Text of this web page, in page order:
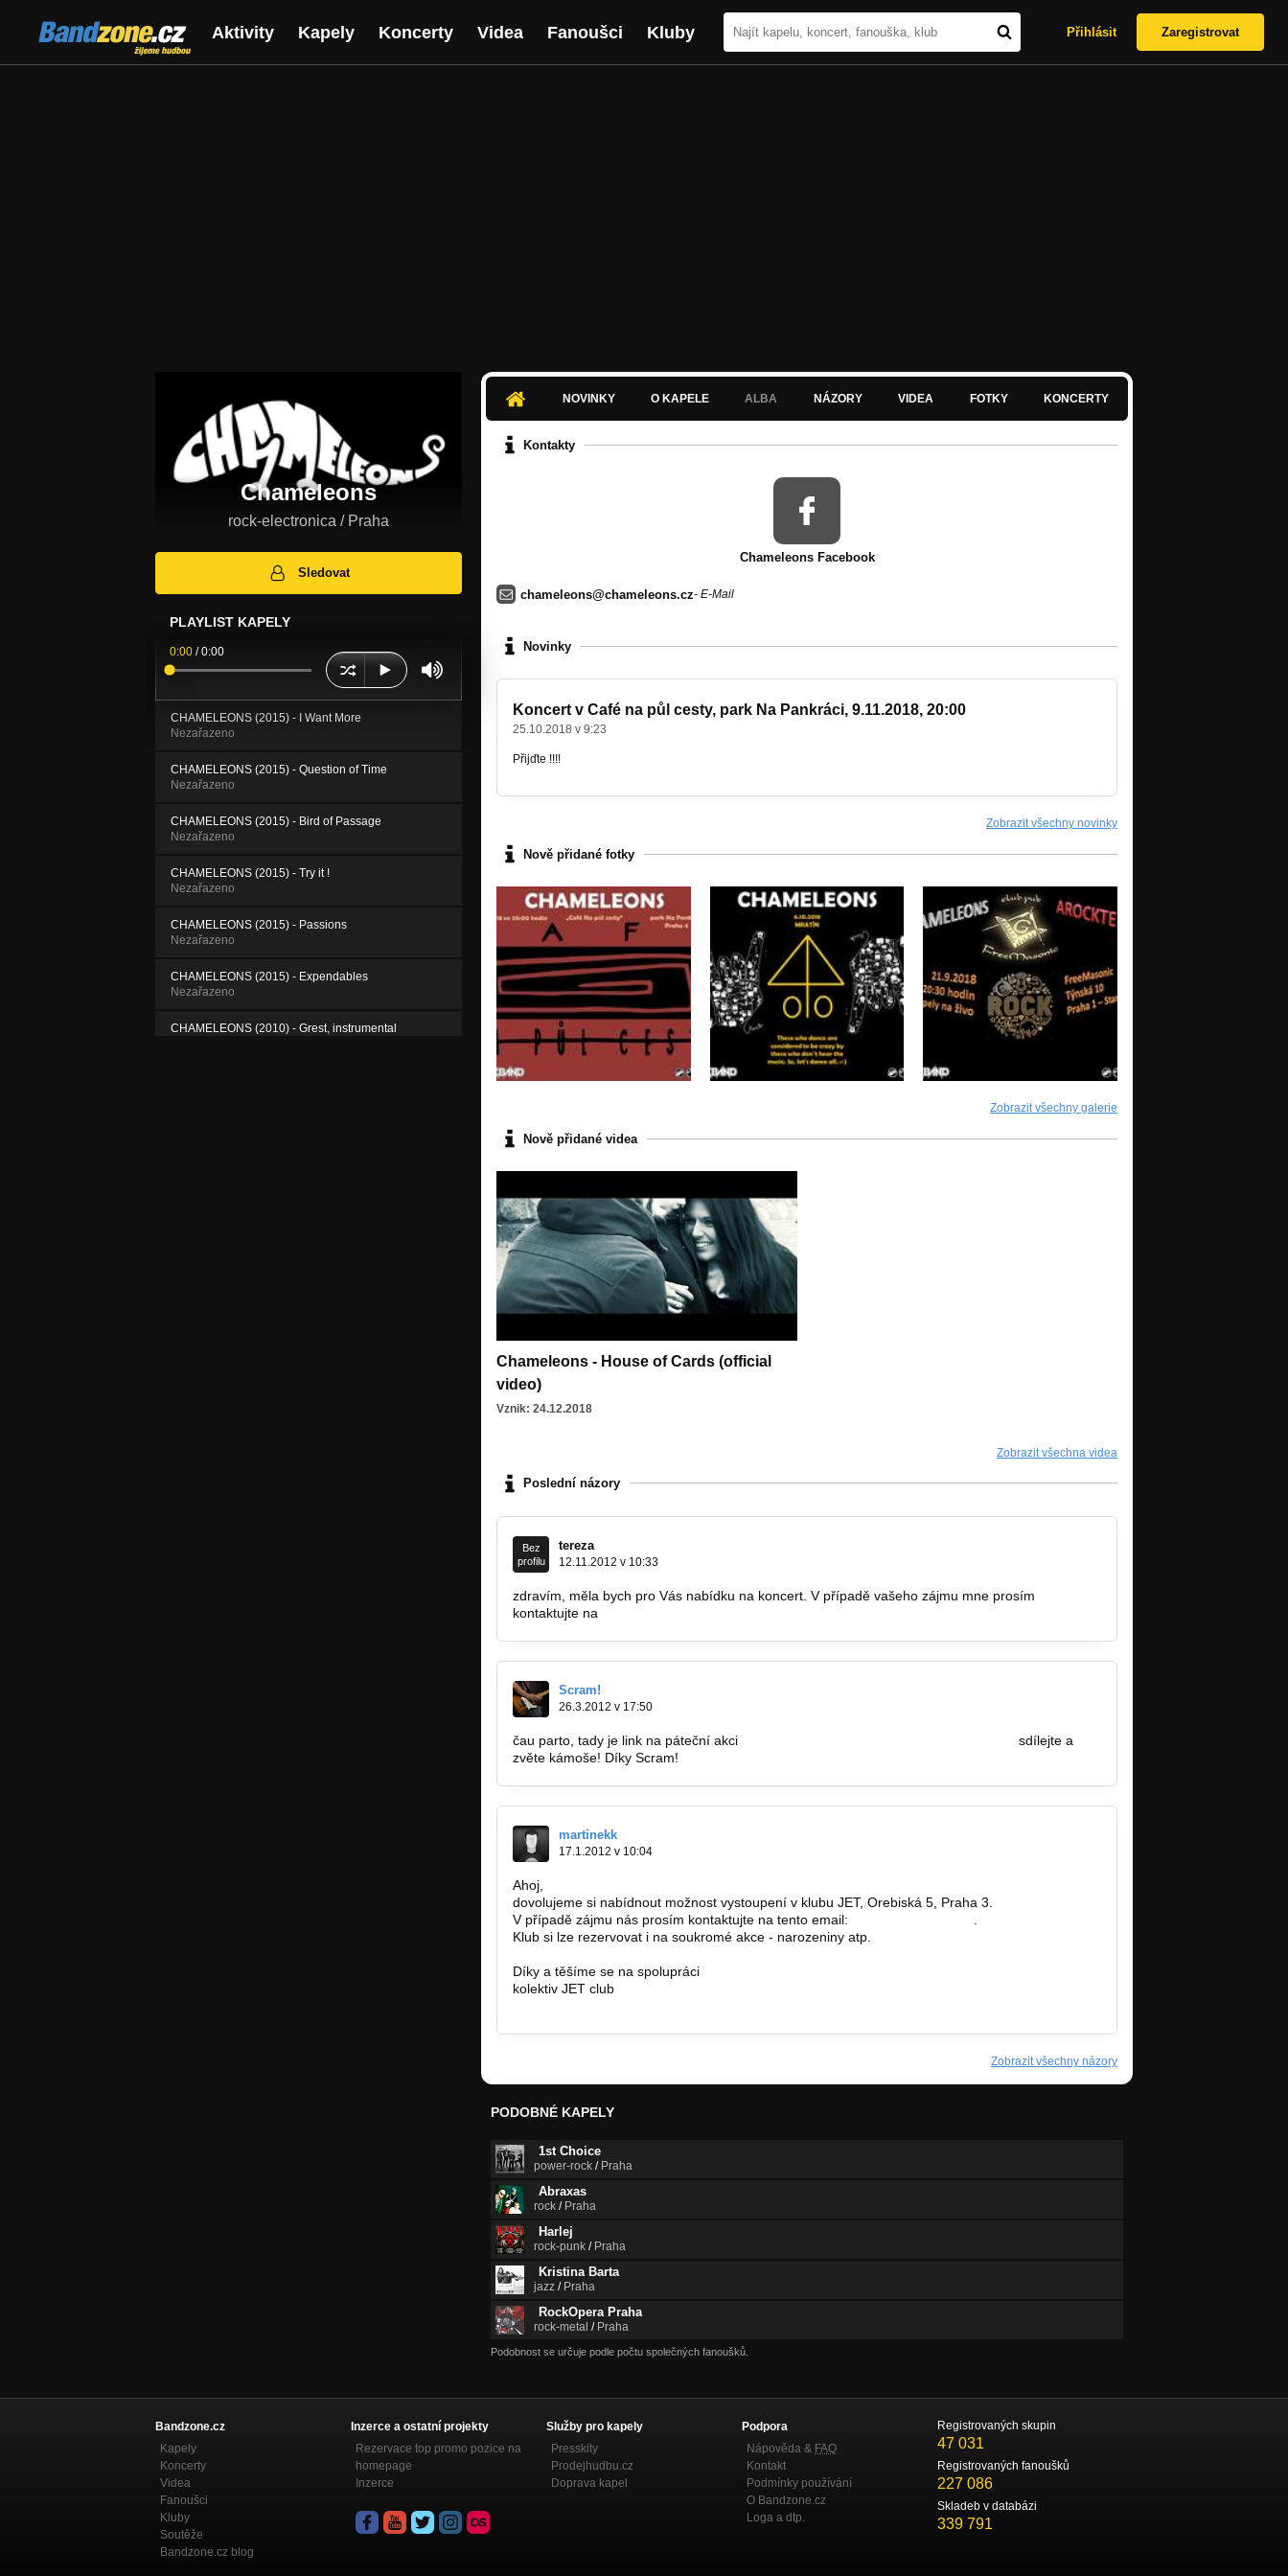
Bandzone.cz
žijeme hudbou
Aktivity Kapely Koncerty Videa Fanoušci Kluby Přihlásit Zaregistrovat
Chameleons
rock-electronica / Praha
Sledovat
PLAYLIST KAPELY
0:00 /0:00
CHAMELEONS (2015) - I Want More
Nezařazeno
CHAMELEONS (2015) - Question of Time
Nezařazeno
CHAMELEONS (2015) - Bird of Passage
Nezařazeno
CHAMELEONS (2015) - Try it !
Nezařazeno
CHAMELEONS (2015) - Passions
Nezařazeno
CHAMELEONS (2015) - Expendables
Nezařazeno
CHAMELEONS (2010) - Grest, instrumental
NOVINKY O KAPELE ALBA NÁZORY VIDEA FOTKY KONCERTY
Kontakty
Chameleons Facebook
chameleons@chameleons.cz- E-Mail
Novinky
Koncert v Café na půl cesty, park Na Pankráci, 9.11.2018, 20:00
25.10.2018 v 9:23
Přijďte !!!!
Zobrazit všechny novinky
Nově přidané fotky
Zobrazit všechny galerie
Nově přidané videa
Chameleons - House of Cards (official
video)
Vznik: 24.12.2018
Zobrazit všechna videa
Poslední názory
Bez
profilu
tereza
12.11.2012 v 10:33
zdravím, měla bych pro Vás nabídku na koncert. V případě vašeho zájmu mne prosím
kontaktujte na
Scram!
26.3.2012 v 17:50
čau parto, tady je link na páteční akci
sdílejte a
zvěte kámoše! Díky Scram!
martinekk
17.1.2012 v 10:04
Ahoj,
dovolujeme si nabídnout možnost vystoupení v klubu JET, Orebiská 5, Praha 3.
V případě zájmu nás prosím kontaktujte na tento email:
Klub si lze rezervovat i na soukromé akce - narozeniny atp.
Díky a těšíme se na spolupráci
kolektiv JET club
Zobrazit všechny názory
PODOBNÉ KAPELY
1st Choice
power-rock / Praha
Abraxas
rock / Praha
Harlej
rock-punk / Praha
Kristina Barta
jazz / Praha
RockOpera Praha
rock-metal / Praha
Podobnost se určuje podle počtu společných fanoušků.
Bandzone.cz
Kapely
Koncerty
Videa
Fanoušci
Kluby
Soutěže
Bandzone.cz blog
Inzerce a ostatní projekty
Rezervace top promo pozice na
homepage
Inzerce
Služby pro kapely
Presskity
Prodejhudbu.cz
Doprava kapel
Podpora
Nápověda & FAQ
Kontakt
Podmínky používání
O Bandzone.cz
Loga a dtp.
Registrovaných skupin
47 031
Registrovaných fanoušků
227 086
Skladeb v databázi
339 791